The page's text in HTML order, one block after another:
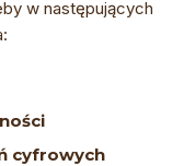
w następujących
cyfrowych